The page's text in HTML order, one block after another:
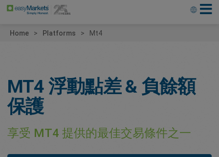
Home Platforms Mt4
MT4 浮動點差 & 負餘額
保護
享受 MT4 提供的最佳交易條件之一